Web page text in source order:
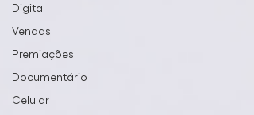
Digital
Vendas
Premiações
Documentário
Celular